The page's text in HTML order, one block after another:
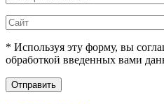
* Используя эту форму, вы
обработкой введенных вами